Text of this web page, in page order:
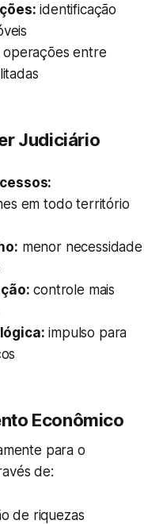
identificação
operações entre
Judiciário
em todo território
menor necessidade
controle mais
impulso para
Econômico
para o
de:
de riquezas